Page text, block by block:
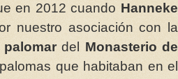
en 2012 cuando Hanneke
nuestro asociación con la
palomardel Monasterio de
que habitaban en el